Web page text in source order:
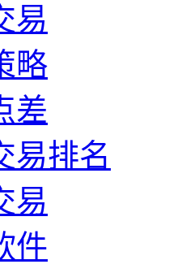
易
略
差
易排名
易
件